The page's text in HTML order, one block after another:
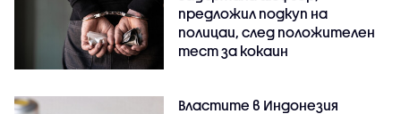
предложил подкуп на
полицаи, след положителен
тест за кокаин
Властите в Индонезия